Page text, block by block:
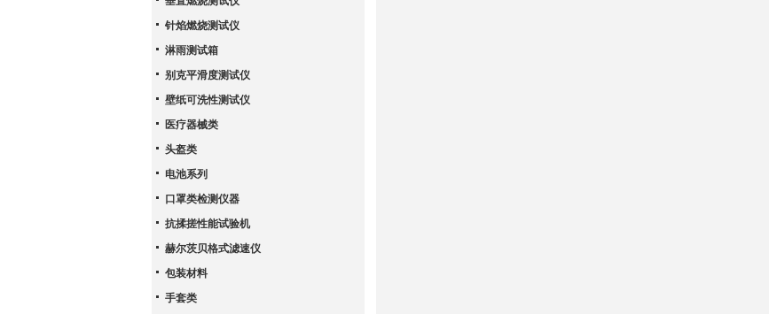
针焰燃烧测试仪
淋雨测试箱
别克平滑度测试仪
壁纸可洗性测试仪
医疗器械类
头盔类
电池系列
口罩类检测仪器
抗揉搓性能试验机
赫尔茨贝格式滤速仪
包装材料
手套类